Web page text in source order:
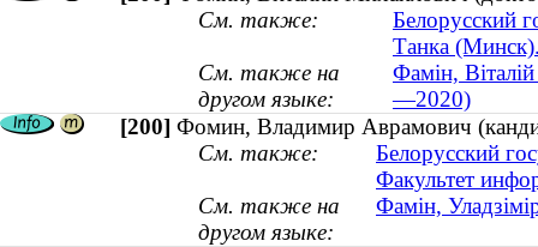
См. также:
Белорусский
Танка
См. также на
другом языке:
Фамін,
—2020)
[200] Фомин, Владимир Аврамович
См. также:
Белорусский
Факультет
См. также на
другом языке:
Фамін,